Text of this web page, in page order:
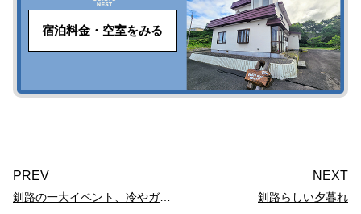
宿泊料金・空室をみる
PREV
釧路の一大イベント、冷やガーデン！
NEXT
釧路らしい夕暮れ